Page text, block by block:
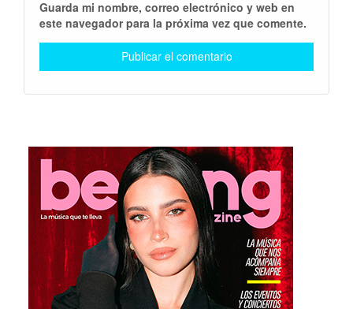
Guarda mi nombre, correo electrónico y web en
este navegador para la próxima vez que comente.